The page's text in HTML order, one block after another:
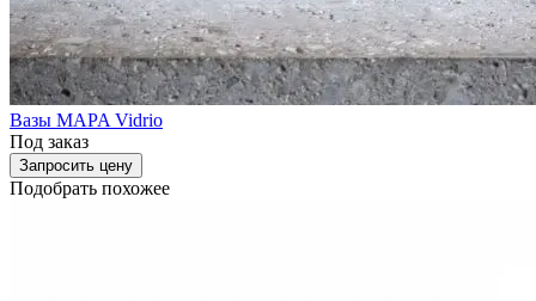
Вазы MAPA Vidrio
Под заказ
Запросить цену
Подобрать похожее